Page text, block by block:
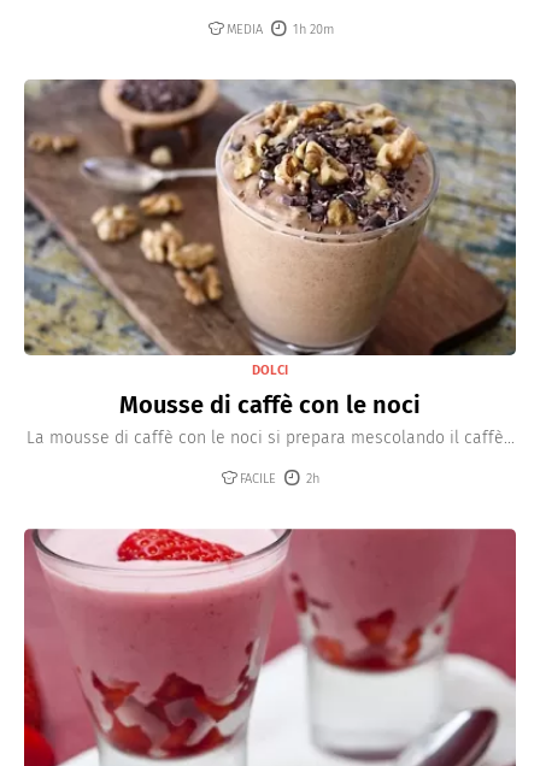
MEDIA 1h 20m
DOLCI
Mousse di caffè con le noci
La mousse di caffè con le noci si prepara mescolando il caffè...
FACILE 2h